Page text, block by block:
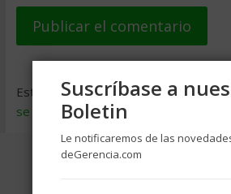
Este sitio usa Akismet para reducir el
se procesan los datos de tus
Suscríbase a
Boletin
Le notificaremos de las
deGerencia.com